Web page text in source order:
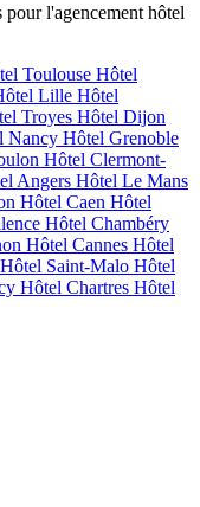
l'agencement hôtel
Toulouse Hôtel
Lille Hôtel
Troyes Hôtel Dijon
Nancy Hôtel Grenoble
Hôtel Clermont-
Angers Hôtel Le Mans
Hôtel Caen Hôtel
Hôtel Chambéry
Hôtel Cannes Hôtel
Hôtel Saint-Malo Hôtel
Hôtel Chartres Hôtel